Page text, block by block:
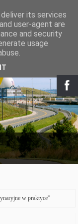
w praktyce''
its services
user-agent are
and security
usage